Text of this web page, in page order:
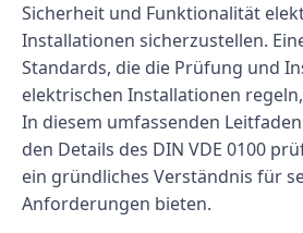
Sicherheit und Funktionalität
Installationen sicherzustellen.
Standards, die die Prüfung und
elektrischen Installationen regeln,
In diesem umfassenden
den Details des DIN VDE 0100
ein gründliches Verständnis für
Anforderungen bieten.